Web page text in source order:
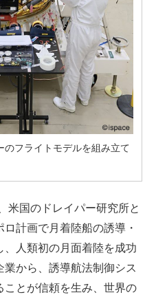
フライトモデルを組み立て
米国のドレイパー研究所と
計画で月着陸船の誘導・
人類初の月面着陸を成功
から、誘導航法制御シス
ことが信頼を生み、世界の